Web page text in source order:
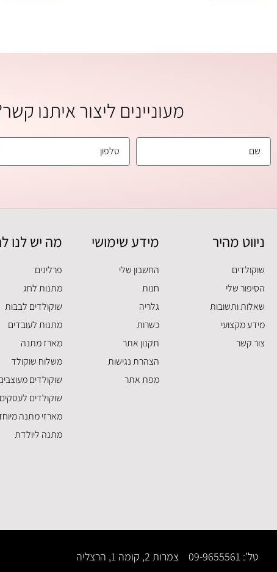
מעוניינים ליצור איתנו
ניווט מהיר
שוקולדים
הסיפור שלי
שאלות ותשובות
מידע מקצועי
צור קשר
מידע שימושי
החשבון שלי
חנות
גלריה
כשרות
תקנון אתר
הצהרת נגישות
מפת אתר
מה יש לנו
פרלינים
מתנות לחג
שוקולדים לבבות
מתנות לעובדים
מארז מתנה
משלוח שוקולד
שוקולדים
שוקולדים לעסקים
מארזי מתנה
מתנה ליולדת
טל’: 09-9655561 צמרות 2, קומה 1, הרצליה